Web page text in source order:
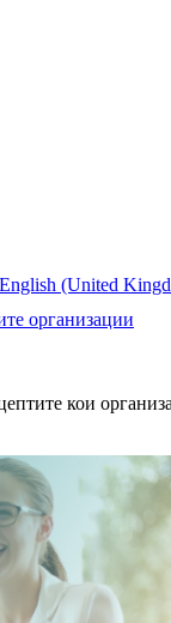
организации
кои